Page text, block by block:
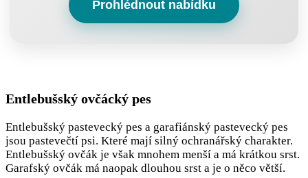
Prohlédnout nabídku
Entlebušský ovčácký pes
Entlebušský pastevecký pes a garafiánský pastevecký pes
jsou pastevečtí psi. Které mají silný ochranářský charakter.
Entlebušský ovčák je však mnohem menší a má krátkou srst.
Garafský ovčák má naopak dlouhou srst a je o něco větší.